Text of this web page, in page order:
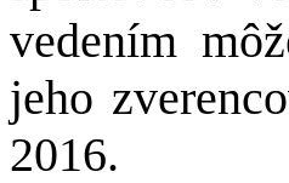
vedením
jeho
2016.